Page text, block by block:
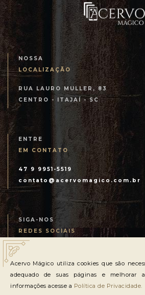
NOSSA
LOCALIZAÇÃO
RUA LAURO MULLER, 83
CENTRO - ITAJAÍ - SC
ENTRE
EM CONTATO
47 9 9951-5519
contato@acervomagico.com.br
SIGA-NOS
REDES SOCIAIS
Acervo Mágico utiliza cookies que são
adequado de suas páginas e melhorar
informações acesse a Política de Privacidade.